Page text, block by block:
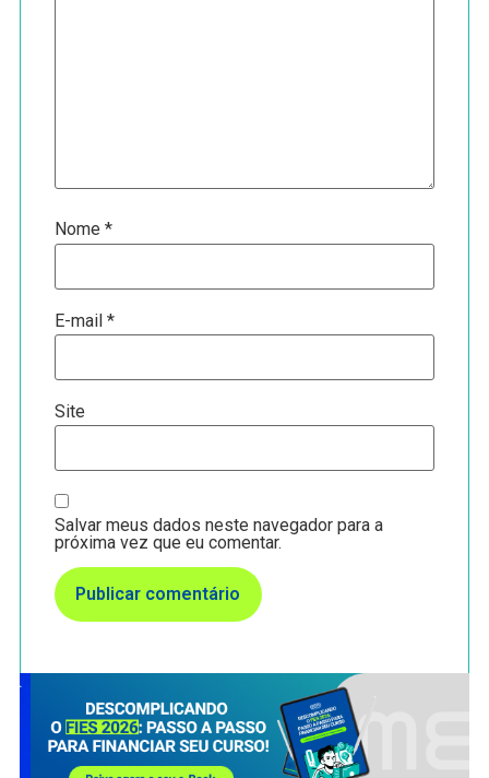
Nome*
E-mail*
Site
Salvar meus dados neste navegador para a
próxima vez que eu comentar.